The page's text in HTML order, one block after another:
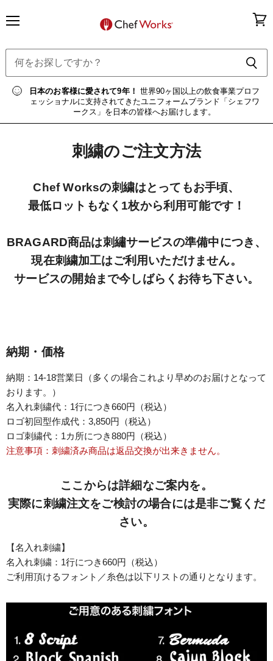
ュ
日本のお客様に愛されて9年！ 世界90ヶ国以上の飲食事業プロフ
ェッショナルに支持されてきたユニフォームブランド「シェフワ
ークス」を日本の皆様へお届けします。
ト
を
見
る
刺繍のご注文方法
Chef Worksの刺繍はとってもお手頃、
最低ロットもなく1枚から利用可能です！
BRAGARD商品は刺繡サービスの準備中につき、
現在刺繍加工はご利用いただけません。
サービスの開始まで今しばらくお待ち下さい。
納期・価格
納期：14-18営業日（多くの場合これより早めのお届けとなって
おります。）
名入れ刺繍代： 1行につき660円（税込）
ロゴ初回型作成代：3,850円（税込）
ロゴ刺繍代：1カ所につき880円（税込）
注意事項：刺繍済み商品は返品交換が出来きません。
ここからは詳細なご案内を。
実際に刺繍注文をご検討の場合には是非ご覧くだ
さい。
【名入れ刺繍】
名入れ刺繍：1行につき660円（税込）
ご利用頂けるフォント／糸色は以下リストの通りとなります。